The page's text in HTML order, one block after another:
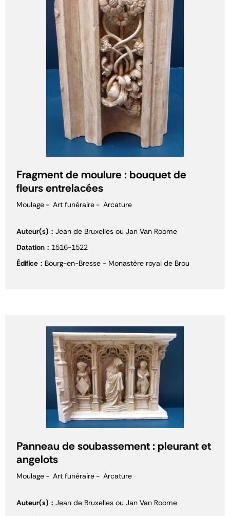
Fragment de moulure : bouquet de
fleurs entrelacées
Moulage Art funéraire Arcature
Auteur(s)
Jean de Bruxelles ou Jan Van Roome
Datation
1516-1522
Édifice
Bourg-en-Bresse - Monastère royal de Brou
Panneau de soubassement : pleurant et
angelots
Moulage Art funéraire Arcature
Auteur(s)
Jean de Bruxelles ou Jan Van Roome